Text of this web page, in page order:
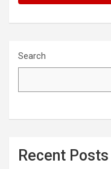
Search
Recent Posts